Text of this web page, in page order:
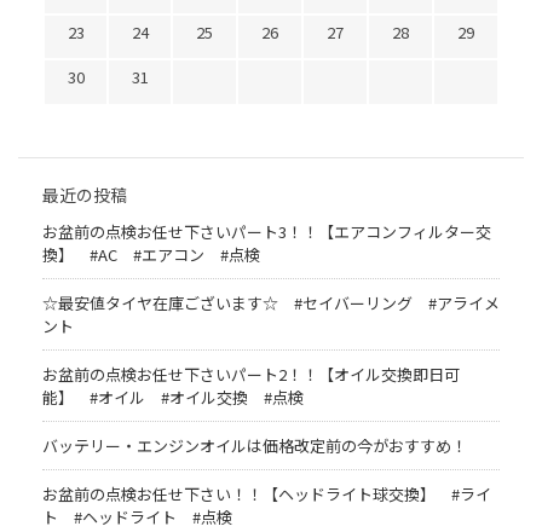
23
24 25 26 27 28
29
30
31
最近の投稿
お盆前の点検お任せ下さいパート3！！【エアコンフィルター交
換】 #AC #エアコン #点検
☆最安値タイヤ在庫ございます☆ #セイバーリング #アライメ
ント
お盆前の点検お任せ下さいパート2！！【オイル交換即日可
能】 #オイル #オイル交換 #点検
バッテリー・エンジンオイルは価格改定前の今がおすすめ！
お盆前の点検お任せ下さい！！【ヘッドライト球交換】 #ライ
ト #ヘッドライト #点検